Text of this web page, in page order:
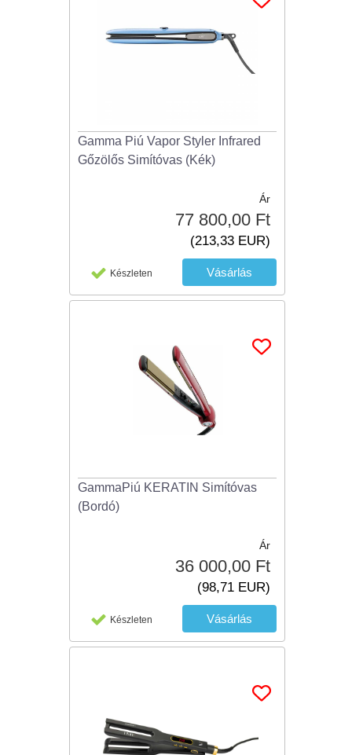
Gamma Piú Vapor Styler Infrared
Gőzölős Simítóvas (Kék)
Ár
77 800,00 Ft
(213,33 EUR)
Készleten
GammaPiú KERATIN Simítóvas
(Bordó)
Ár
36 000,00 Ft
(98,71 EUR)
Készleten